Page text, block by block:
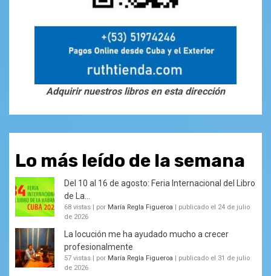
Adquirir nuestros libros en esta dirección
Lo más leído de la semana
Del 10 al 16 de agosto: Feria Internacional del Libro
de La...
68 vistas por María Regla Figueroa
publicado el 24 de julio
de 2026
La locución me ha ayudado mucho a crecer
profesionalmente
57 vistas por María Regla Figueroa
publicado el 31 de julio
de 2026